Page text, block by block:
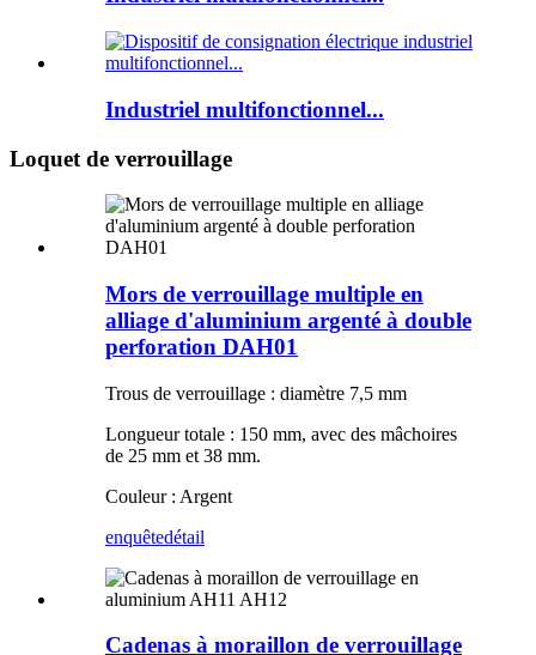
Industriel multifonctionnel...
Loquet de verrouillage
Mors de verrouillage multiple en
alliage d'aluminium argenté à double
perforation DAH01
Trous de verrouillage : diamètre 7,5 mm
Longueur totale : 150 mm, avec des mâchoires
de 25 mm et 38 mm.
Couleur : Argent
enquêtedétail
Cadenas à moraillon de verrouillage